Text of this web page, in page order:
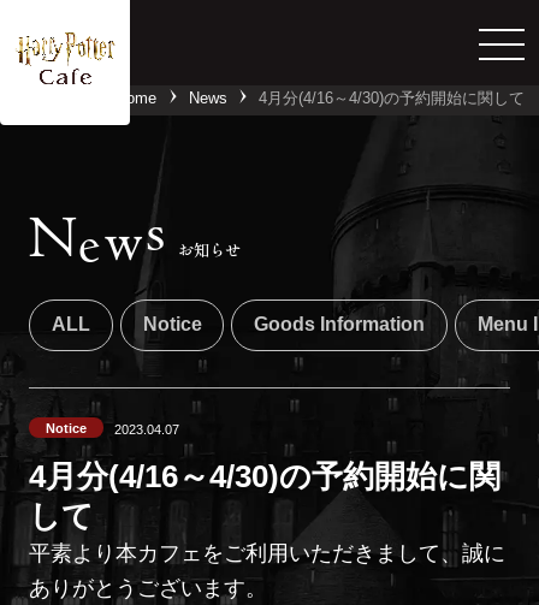
Home News 4月分(4/16～4/30)の予約開始に関して
News お知らせ
ALL Notice Goods Information Menu
Notice 2023.04.07
4月分(4/16～4/30)の予約開始に関
して
平素より本カフェをご利用いただきまして、誠に
ありがとうございます。